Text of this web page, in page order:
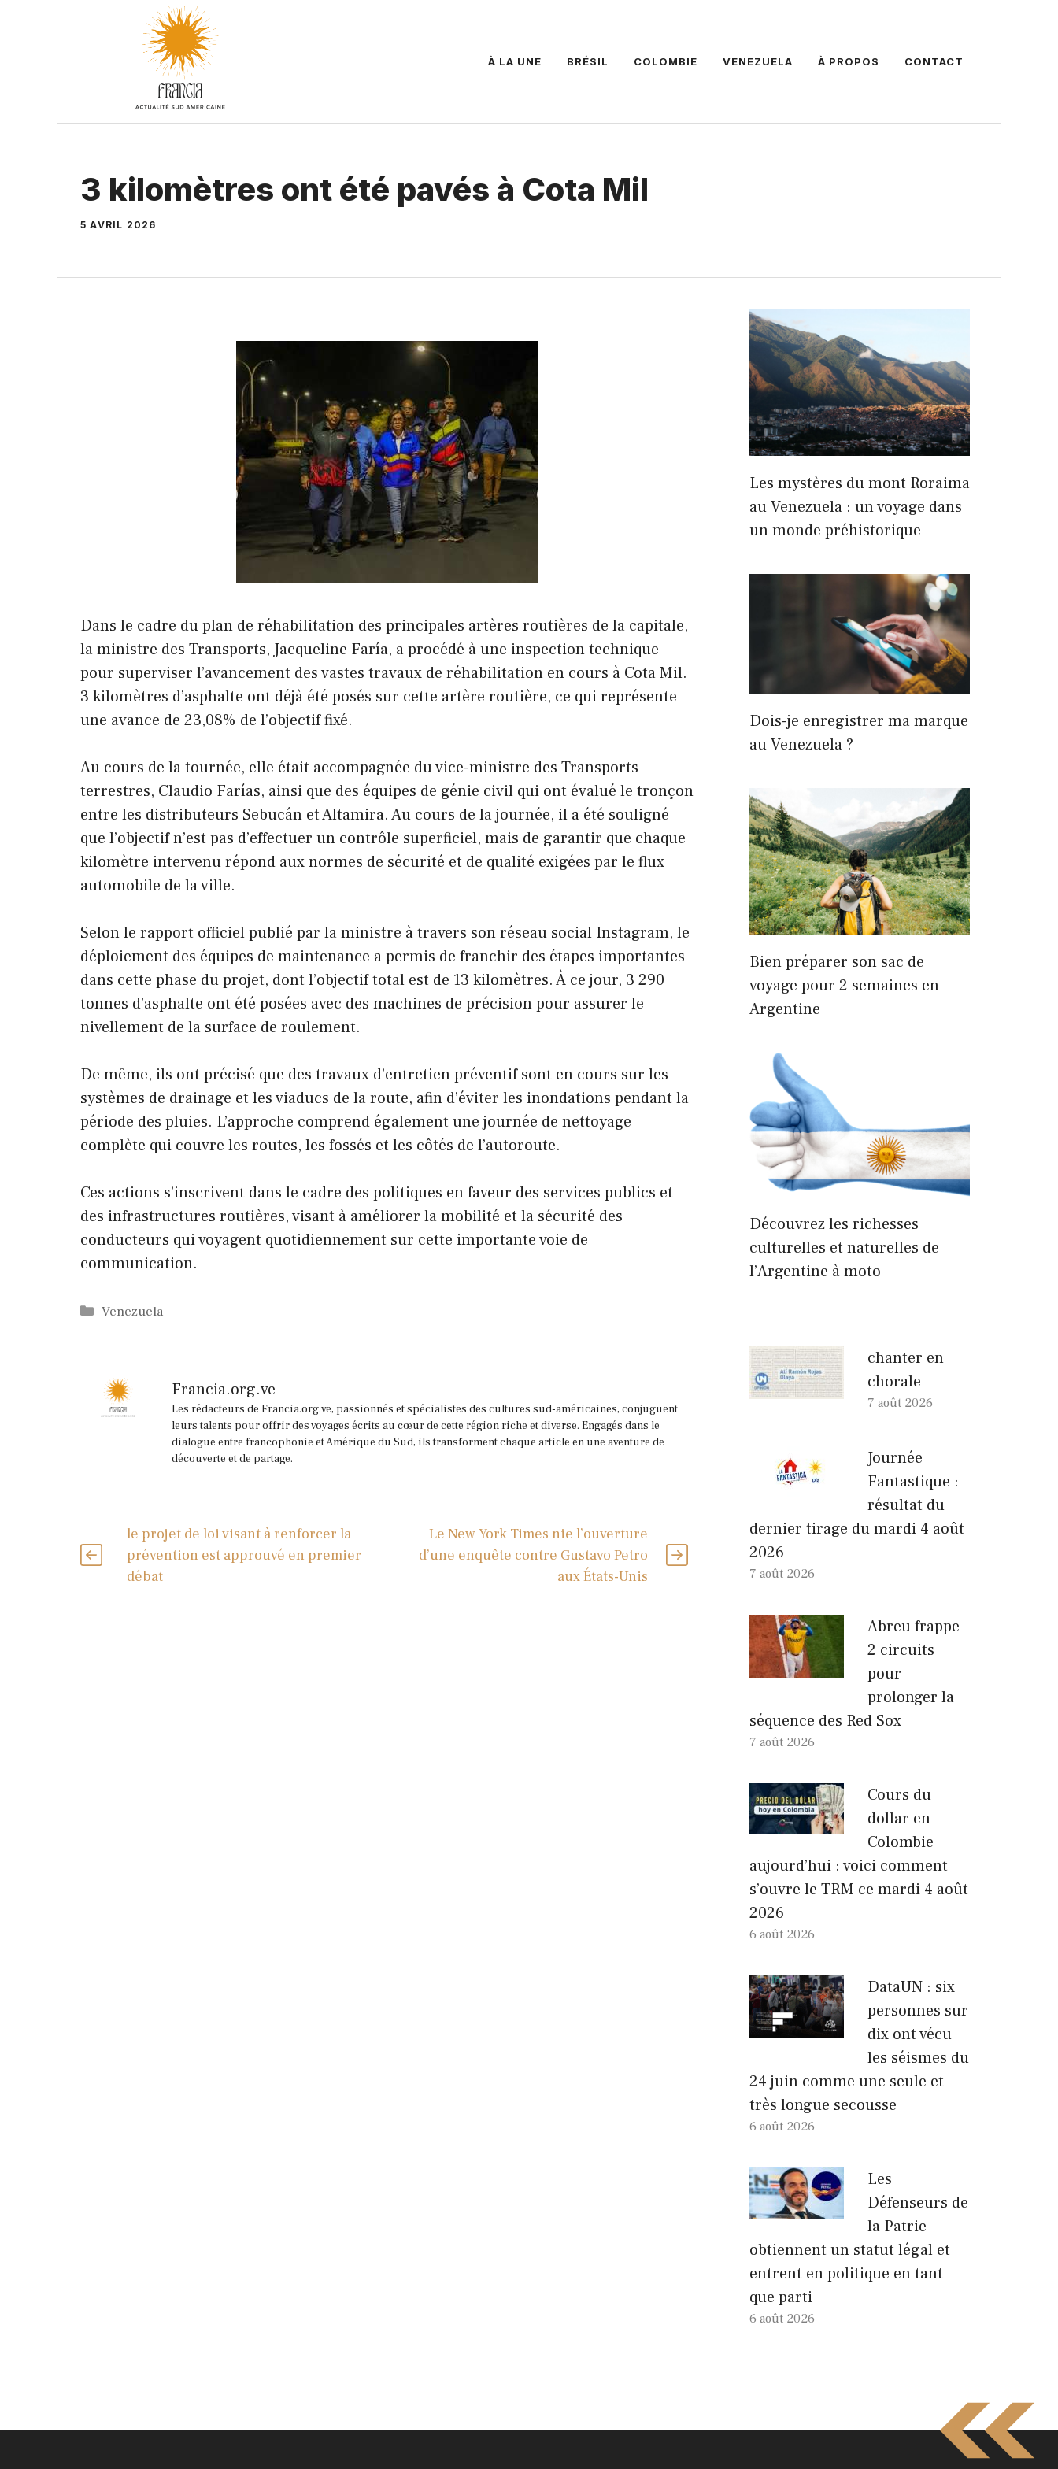
À LA UNE BRÉSIL COLOMBIE VENEZUELA À PROPOS CONTACT
3 kilomètres ont été pavés à Cota Mil
5 AVRIL 2026
Dans le cadre du plan de réhabilitation des principales artères routières de la capitale,
la ministre des Transports, Jacqueline Faría, a procédé à une inspection technique
pour superviser l’avancement des vastes travaux de réhabilitation en cours à Cota Mil.
3 kilomètres d’asphalte ont déjà été posés sur cette artère routière, ce qui représente
une avance de 23,08% de l’objectif fixé.
Au cours de la tournée, elle était accompagnée du vice-ministre des Transports
terrestres, Claudio Farías, ainsi que des équipes de génie civil qui ont évalué le tronçon
entre les distributeurs Sebucán et Altamira. Au cours de la journée, il a été souligné
que l’objectif n’est pas d’effectuer un contrôle superficiel, mais de garantir que chaque
kilomètre intervenu répond aux normes de sécurité et de qualité exigées par le flux
automobile de la ville.
Selon le rapport officiel publié par la ministre à travers son réseau social Instagram, le
déploiement des équipes de maintenance a permis de franchir des étapes importantes
dans cette phase du projet, dont l’objectif total est de 13 kilomètres. À ce jour, 3 290
tonnes d’asphalte ont été posées avec des machines de précision pour assurer le
nivellement de la surface de roulement.
De même, ils ont précisé que des travaux d’entretien préventif sont en cours sur les
systèmes de drainage et les viaducs de la route, afin d’éviter les inondations pendant la
période des pluies. L’approche comprend également une journée de nettoyage
complète qui couvre les routes, les fossés et les côtés de l’autoroute.
Ces actions s’inscrivent dans le cadre des politiques en faveur des services publics et
des infrastructures routières, visant à améliorer la mobilité et la sécurité des
conducteurs qui voyagent quotidiennement sur cette importante voie de
communication.
Catégories
Venezuela
Francia.org.ve
Les rédacteurs de Francia.org.ve, passionnés et spécialistes des cultures sud-américaines, conjuguent
leurs talents pour offrir des voyages écrits au cœur de cette région riche et diverse. Engagés dans le
dialogue entre francophonie et Amérique du Sud, ils transforment chaque article en une aventure de
découverte et de partage.
le projet de loi visant à renforcer la
prévention est approuvé en premier
débat
Le New York Times nie l’ouverture
d’une enquête contre Gustavo Petro
aux États-Unis
Les mystères du mont Roraima
au Venezuela : un voyage dans
un monde préhistorique
Dois-je enregistrer ma marque
au Venezuela ?
Bien préparer son sac de
voyage pour 2 semaines en
Argentine
Découvrez les richesses
culturelles et naturelles de
l’Argentine à moto
chanter en
chorale
7 août 2026
Journée
Fantastique :
résultat du
dernier tirage du mardi 4 août
2026
7 août 2026
Abreu frappe
2 circuits
pour
prolonger la
séquence des Red Sox
7 août 2026
Cours du
dollar en
Colombie
aujourd’hui : voici comment
s’ouvre le TRM ce mardi 4 août
2026
6 août 2026
DataUN : six
personnes sur
dix ont vécu
les séismes du
24 juin comme une seule et
très longue secousse
6 août 2026
Les
Défenseurs de
la Patrie
obtiennent un statut légal et
entrent en politique en tant
que parti
6 août 2026